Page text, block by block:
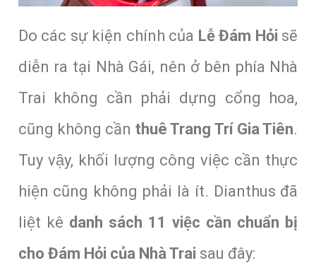
Do các sự kiện chính của Lễ Đám Hỏi sẽ
diễn ra tại Nhà Gái, nên ở bên phía Nhà
Trai không cần phải dựng cổng hoa,
cũng không cần thuê Trang Trí Gia Tiên.
Tuy vậy, khối lượng công việc cần thực
hiện cũng không phải là ít. Dianthus đã
liệt kê danh sách 11 việc cần chuẩn bị
cho Đám Hỏi của Nhà Trai sau đây: